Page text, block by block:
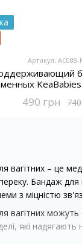
вагітних – це
Бандаж
з міцністю
вагітних
які
Артикул: AC088-
490 грн